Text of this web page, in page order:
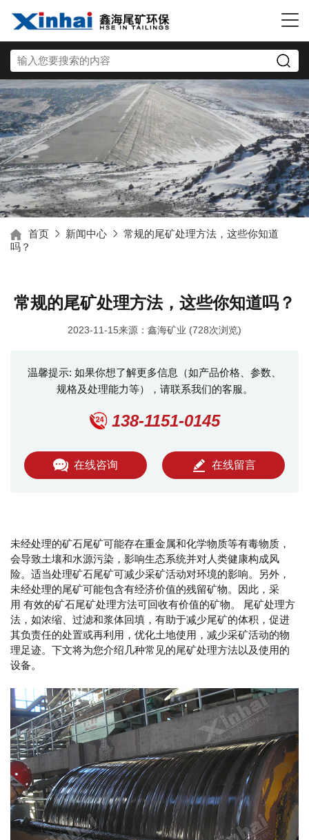
首页 新闻中心
常规的尾矿处理方法，这些你知道
吗？
常规的尾矿处理方法，这些你知道吗？
2023-11-15来源：鑫海矿业 (728次浏览)
温馨提示: 如果你想了解更多信息（如产品价格、参数、
规格及处理能力等），请联系我们的客服。
138-1151-0145
在线咨询 在线留言
未经处理的矿石尾矿可能存在重金属和化学物质等有毒物质，
会导致土壤和水源污染，影响生态系统并对人类健康构成风
险。适当处理矿石尾矿可减少采矿活动对环境的影响。另外，
未经处理的尾矿可能包含有经济价值的残留矿物。因此，采
用 有效的矿石尾矿处理方法可回收有价值的矿物。 尾矿处理方
法，如浓缩、过滤和浆体回填，有助于减少尾矿的体积，促进
其负责任的处置或再利用，优化土地使用，减少采矿活动的物
理足迹。下文将为您介绍几种常见的尾矿处理方法以及使用的
设备。